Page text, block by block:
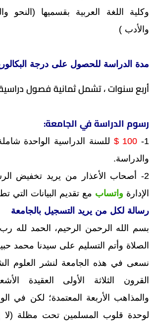
وكلية اللغة العربية بقسميها (النحو
والأدب )
مدة الدراسة للحصول على درجة
أربع سنوات ، تشمل ثمانية فصول
رسوم الدراسة في الجامعة:
1-
100 $
للسنة الدراسية الواحدة
والدراسة.
2- أصحاب الأعذار من يريد تخفيض
الإدارة واتساب مع تقديم البيانات التي
رسالة لكل من يريد التسجيل بالجامعة
بسم الله الرحمن الرحيم، الحمد لله
الصلاة وأتم التسليم على سيدنا محمد
نسعى في هذه الجامعة لنشر العلوم
القرون الثلاثة الأولى العقيدة
والمذاهب الأربعة المعتمدة؛ لكن في
لوحدة قلوب المسلمين تحت مظلة (لا